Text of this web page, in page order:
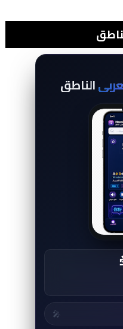
الناطق
🎤